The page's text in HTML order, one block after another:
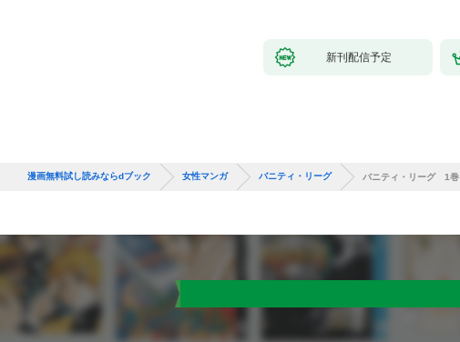
新刊配信予定
漫画無料試し読みならdブック 女性マンガ バニティ・リーグ バニティ・リーグ 1巻